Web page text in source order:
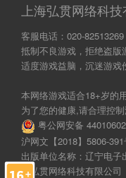
上海弘贯网络科技
客服电话：020-82513269
抵制不良游戏，拒绝盗版
适度游戏益脑，沉迷游戏
本网络游戏适合18+岁的
为了您的健康,请合理控
粤公网安备
沪网文【2018】5806-
出版单位名称：辽宁电
州弘贯网络科技有限公司